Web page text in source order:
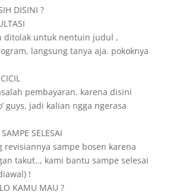
DISINI ?
ditolak untuk nentuin judul ,
langsung tanya aja. pokoknya
pembayaran. karena disini
guys, jadi kalian ngga ngerasa
SELESAI
revisiannya sampe bosen karena
takut.., kami bantu sampe selesai
!
KAMU MAU ?